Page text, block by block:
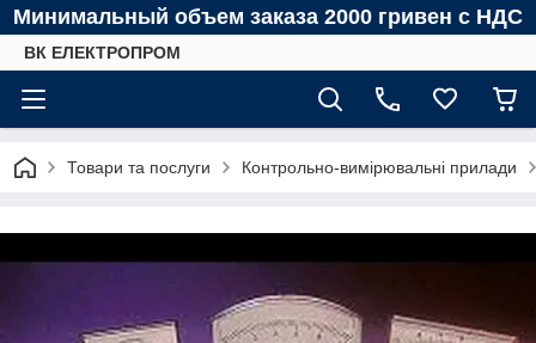
Минимальный объем заказа 2000 гривен с НДС
ВК ЕЛЕКТРОПРОМ
Товари та послуги Контрольно-вимірювальні прилади